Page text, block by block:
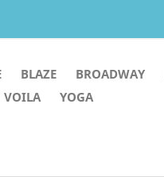
BLAZE BROADWAY
VOILA
YOGA